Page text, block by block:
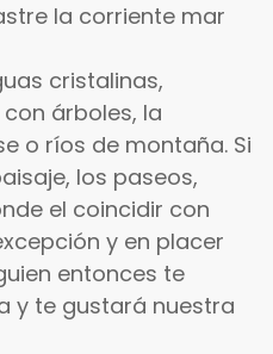
la corriente mar
cristalinas,
árboles, la
o ríos de montaña. Si
los paseos,
el coincidir con
y en placer
entonces te
y te gustará nuestra